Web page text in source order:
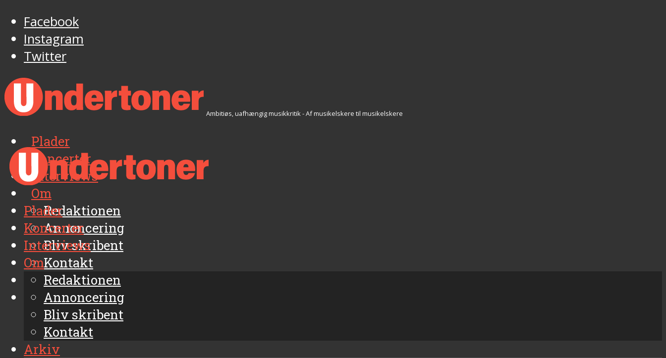
Facebook
Instagram
Twitter
Ambitiøs, uafhængig musikkritik - Af musikelskere til musikelskere
Plader
Koncerter
Interviews
Om
Redaktionen
Annoncering
Bliv skribent
Kontakt
Arkiv
Plader
Koncerter
Interviews
Om
Redaktionen
Annoncering
Bliv skribent
Kontakt
Arkiv